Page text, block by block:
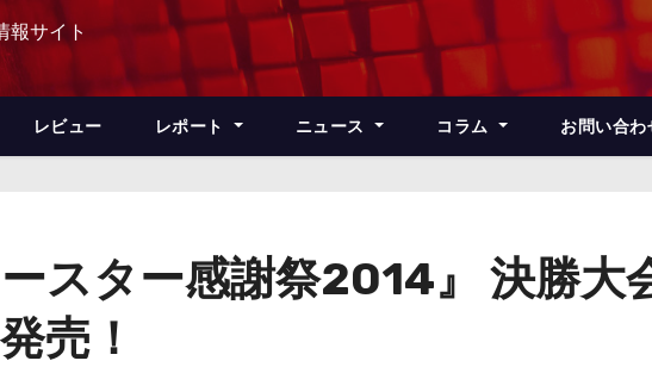
報サイト
レビュー レポート ニュース コラム お問い合わ
ースター感謝祭2014』 決勝
売！